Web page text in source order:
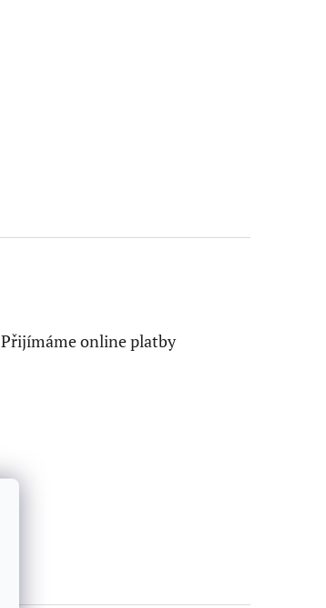
Přijímáme online platby